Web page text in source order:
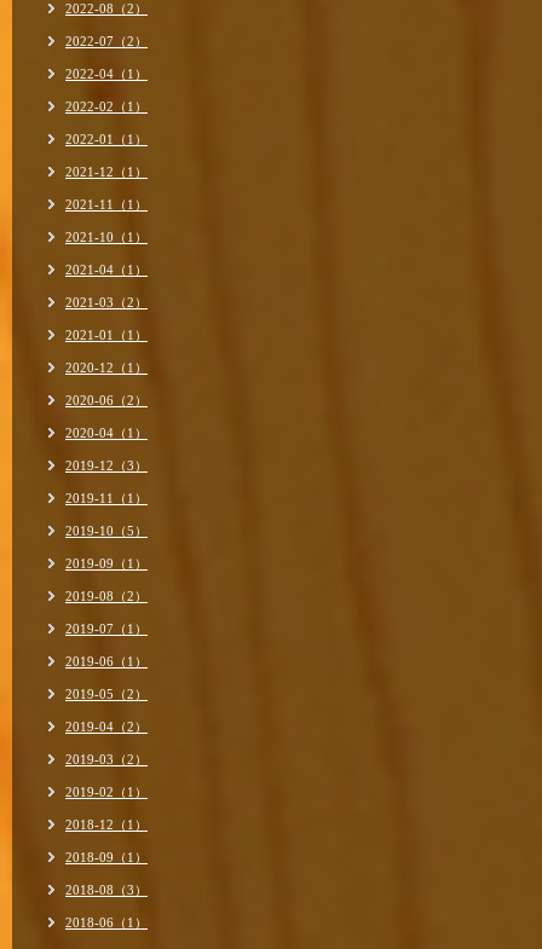
2022-08（2）
2022-07（2）
2022-04（1）
2022-02（1）
2022-01（1）
2021-12（1）
2021-11（1）
2021-10（1）
2021-04（1）
2021-03（2）
2021-01（1）
2020-12（1）
2020-06（2）
2020-04（1）
2019-12（3）
2019-11（1）
2019-10（5）
2019-09（1）
2019-08（2）
2019-07（1）
2019-06（1）
2019-05（2）
2019-04（2）
2019-03（2）
2019-02（1）
2018-12（1）
2018-09（1）
2018-08（3）
2018-06（1）